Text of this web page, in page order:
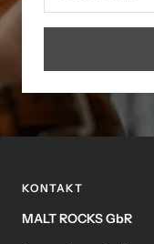
KONTAKT
MALT ROCKS GbR